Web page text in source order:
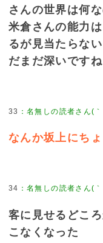
さんの世界は何
米倉さんの能力
るが見当たらな
だまだ深いですね
33 ：名無しの読者さん(
なんか坂上にち
34 ：名無しの読者さん(
客に見せるどこ
こなくなった